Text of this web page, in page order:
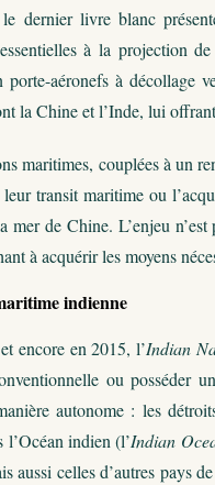
le dernier livre blanc
à la projection
porte-aéronefs à décollage
la Chine et l’Inde, lui
maritimes, couplées à un
transit maritime ou
mer de Chine. L’enjeu
à acquérir les moyens
indienne
encore en 2015, l’Indian
ou posséder
autonome : les
l’Océan indien (l’Indian
aussi celles d’autres pays